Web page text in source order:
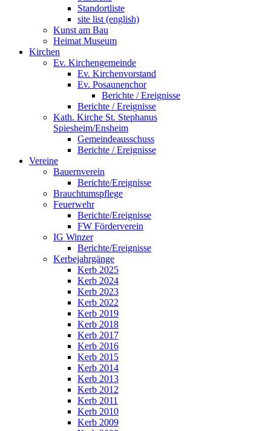
Standortliste
site list (english)
Kunst am Bau
Heimat Museum
Kirchen
Ev. Kirchengemeinde
Ev. Kirchenvorstand
Ev. Posaunenchor
Berichte / Ereignisse
Berichte / Ereignisse
Kath. Kirche St. Stephanus
Spiesheim/Ensheim
Gemeindeausschuss
Berichte / Ereignisse
Vereine
Bauernverein
Berichte/Ereignisse
Brauchtumspflege
Feuerwehr
Berichte/Ereignisse
FW Förderverein
IG Winzer
Berichte/Ereignisse
Kerbejahrgänge
Kerb 2025
Kerb 2024
Kerb 2023
Kerb 2022
Kerb 2019
Kerb 2018
Kerb 2017
Kerb 2016
Kerb 2015
Kerb 2014
Kerb 2013
Kerb 2012
Kerb 2011
Kerb 2010
Kerb 2009